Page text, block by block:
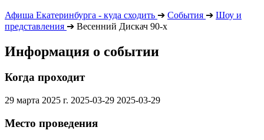
Афиша Екатеринбурга - куда сходить ➔ События ➔ Шоу и
представления ➔ Весенний Дискач 90-х
Информация о событии
Когда проходит
29 марта 2025 г. 2025-03-29 2025-03-29
Место проведения